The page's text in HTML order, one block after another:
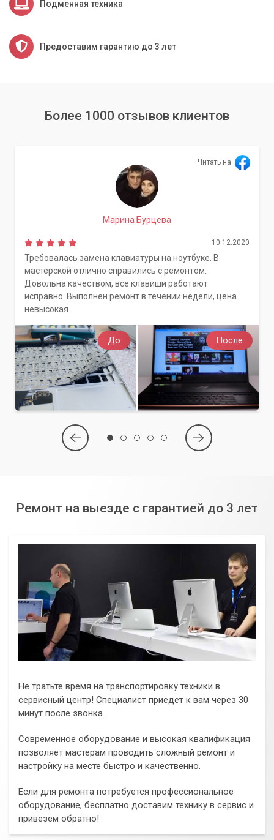
Подменная техника
Предоставим гарантию до 3 лет
Более 1000 отзывов клиентов
До После
Читать на
Марина Бурцева
10.12.2020
Требовалась замена клавиатуры на ноутбуке. В
мастерской отлично справились с ремонтом.
Довольна качеством, все клавиши работают
исправно. Выполнен ремонт в течении недели, цена
невысокая.
Ремонт на выезде с гарантией до 3 лет
Не тратьте время на транспортировку техники в
сервисный центр! Специалист приедет к вам через 30
минут после звонка.
Современное оборудование и высокая квалификация
позволяет мастерам проводить сложный ремонт и
настройку на месте быстро и качественно.
Если для ремонта потребуется профессиональное
оборудование, бесплатно доставим технику в сервис и
привезем обратно!